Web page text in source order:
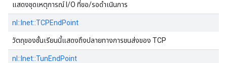
แสดงชุดเหตุการณ์ I/O ที่ขอ/รอดําเนินการ
nl::Inet::TCPEndPoint
วัตถุของชั้นเรียนนี้แสดงถึงปลายทางการขนส่งของ TCP
nl::Inet::TunEndPoint